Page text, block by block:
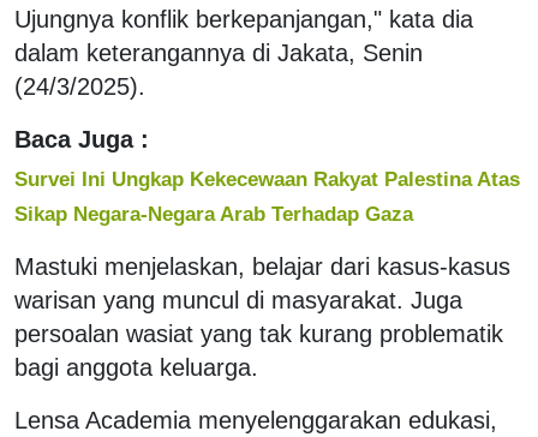
Ujungnya konflik berkepanjangan," kata dia
dalam keterangannya di Jakata, Senin
(24/3/2025).
Baca Juga :
Survei Ini Ungkap Kekecewaan Rakyat Palestina Atas
Sikap Negara-Negara Arab Terhadap Gaza
Mastuki menjelaskan, belajar dari kasus-kasus
warisan yang muncul di masyarakat. Juga
persoalan wasiat yang tak kurang problematik
bagi anggota keluarga.
Lensa Academia menyelenggarakan edukasi,